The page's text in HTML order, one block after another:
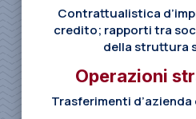
Contrattualistica
credito; rapporti tra
della struttura
Operazioni
Trasferimenti